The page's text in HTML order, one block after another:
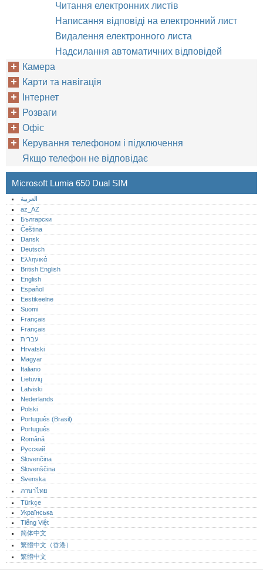
Читання електронних листів
Написання відповіді на електронний лист
Видалення електронного листа
Надсилання автоматичних відповідей
Камера
Карти та навігація
Інтернет
Розваги
Офіс
Керування телефоном і підключення
Якщо телефон не відповідає
Microsoft Lumia 650 Dual SIM
العربية
az_AZ
Български
Čeština
Dansk
Deutsch
Ελληνικά
British English
English
Español
Eestikeelne
Suomi
Français
Français
עברית
Hrvatski
Magyar
Italiano
Lietuvių
Latviski
Nederlands
Polski
Português (Brasil)
Português‎
Română
Русский
Slovenčina
Slovenščina
Svenska
ภาษาไทย
Türkçe
Українська
Tiếng Việt
简体中文
繁體中文（香港）
繁體中文